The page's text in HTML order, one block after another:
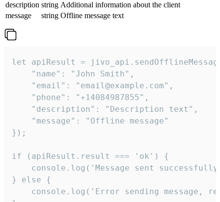
description string Additional information about the client
message
string Offline message text
let apiResult =
    "name": "John Smith",
    "email": "email@example.com",
    "phone": "+14084987855",
    "description": "Description text",
    "message": "Offline message"
});
if (apiResult.result === 'ok') {
console.log('Message sent
} else {
console.log('Error sending message,